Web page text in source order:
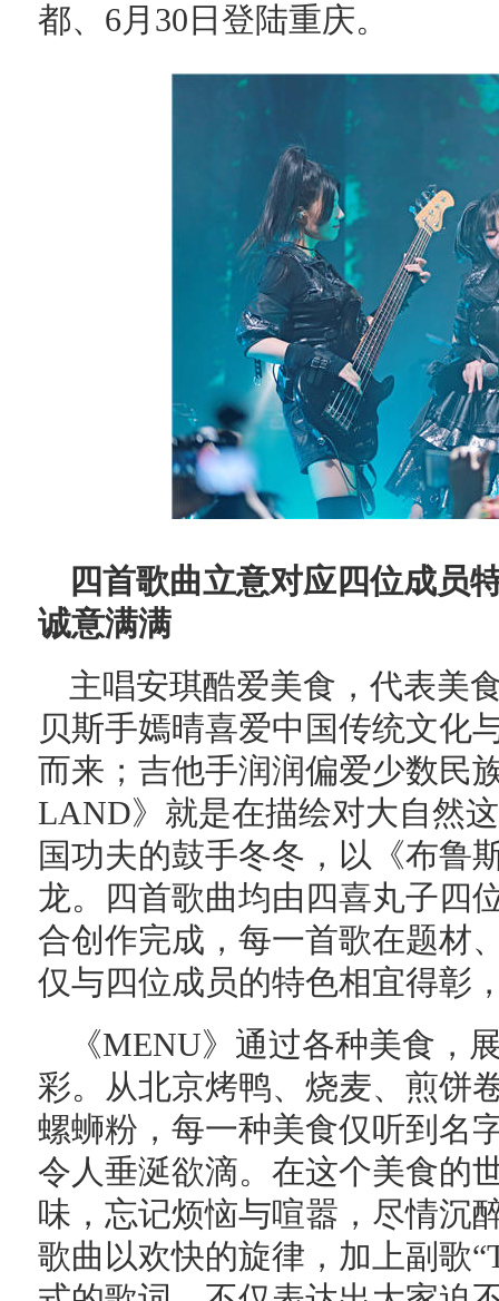
都、6月30日登陆重庆。
四首歌曲立意对应四位成员
诚意满满
主唱安琪酷爱美食，代表美
贝斯手嫣晴喜爱中国传统文化
而来；吉他手润润偏爱少数民
LAND》就是在描绘对大自然
国功夫的鼓手冬冬，以《布鲁
龙。四首歌曲均由四喜丸子四
合创作完成，每一首歌在题材
仅与四位成员的特色相宜得彰
《MENU》通过各种美食，
彩。从北京烤鸭、烧麦、煎饼
螺蛳粉，每一种美食仅听到名
令人垂涎欲滴。在这个美食的
味，忘记烦恼与喧嚣，尽情沉
歌曲以欢快的旋律，加上副歌